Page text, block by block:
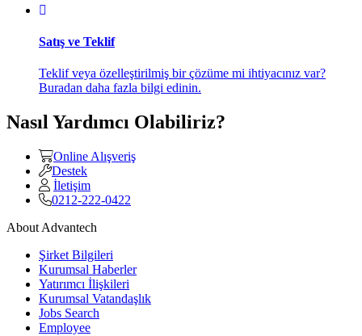
Satış ve Teklif
Teklif veya özelleştirilmiş bir çözüme mi ihtiyacınız var?
Buradan daha fazla bilgi edinin.
Nasıl Yardımcı Olabiliriz?
Online Alışveriş
Destek
İletişim
0212-222-0422
About Advantech
Şirket Bilgileri
Kurumsal Haberler
Yatırımcı İlişkileri
Kurumsal Vatandaşlık
Jobs Search
Employee